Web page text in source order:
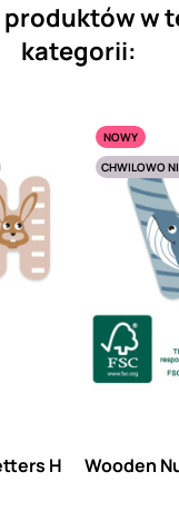
produktów w
kategorii:
H
NOWY
CHWILOWO
Wooden